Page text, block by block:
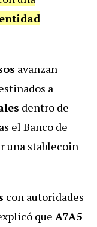
entidad
avanzan
a
dentro de
el Banco de
una stablecoin
con autoridades
que A7A5